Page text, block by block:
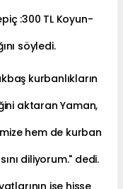
:300 TL Koyun-
söyledi.
kurbanlıkların
aktaran Yaman,
hem de kurban
diliyorum." dedi.
ise hisse